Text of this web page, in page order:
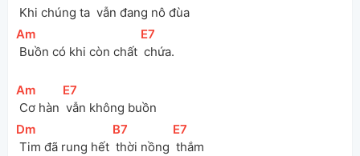
Khi chúng ta vẫn đang nô đùa
[
Am
Buồn có khi còn chất
[E7
chứa.
[
Am
Cơ hàn
[E7
vẫn không buồn
[Dm
Tim đã rung hết
[B7
thời nồng
[E7
thắm